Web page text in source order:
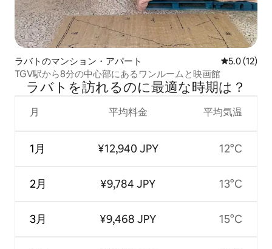
ラバトのマンション・アパート レビュー12
5.0 (12)
TGV駅から8分の中心部にあるワンルームと映画館
ラバトを訪⁠れ⁠るの⁠に最⁠適⁠な時⁠期⁠は⁠？
月
1月
2月
3月
平均料金
¥12,940 JPY
¥9,784 JPY
¥9,468 JPY
平均気温
12°C
13°C
15°C